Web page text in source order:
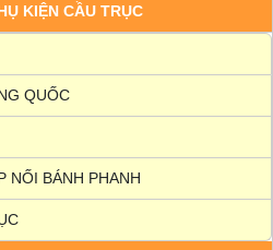
KIỆN CẦU TRỤC
QUỐC
NỐI BÁNH PHANH